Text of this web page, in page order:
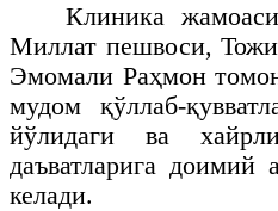
Клиника
Миллат пешвоси,
Эмомали Раҳмон
мудом қўллаб-
йўлидаги ва
даъватларига доимий
келади.